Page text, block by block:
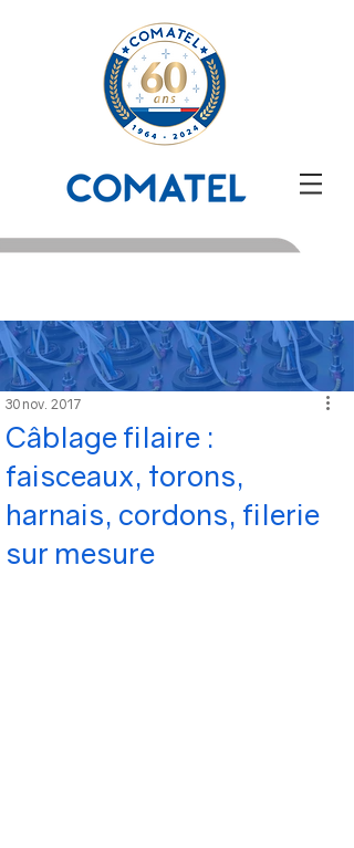
Câblage filaire :
faisceaux, torons,
harnais, cordons, filerie
sur mesure
30 nov. 2017